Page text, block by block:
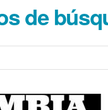
de